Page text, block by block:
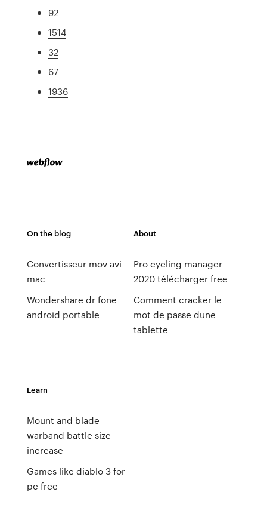
92
1514
32
67
1936
On the blog
Convertisseur mov avi
mac
Wondershare dr fone
android portable
About
Pro cycling manager
2020 télécharger free
Comment cracker le
mot de passe dune
tablette
Learn
Mount and blade
warband battle size
increase
Games like diablo 3 for
pc free